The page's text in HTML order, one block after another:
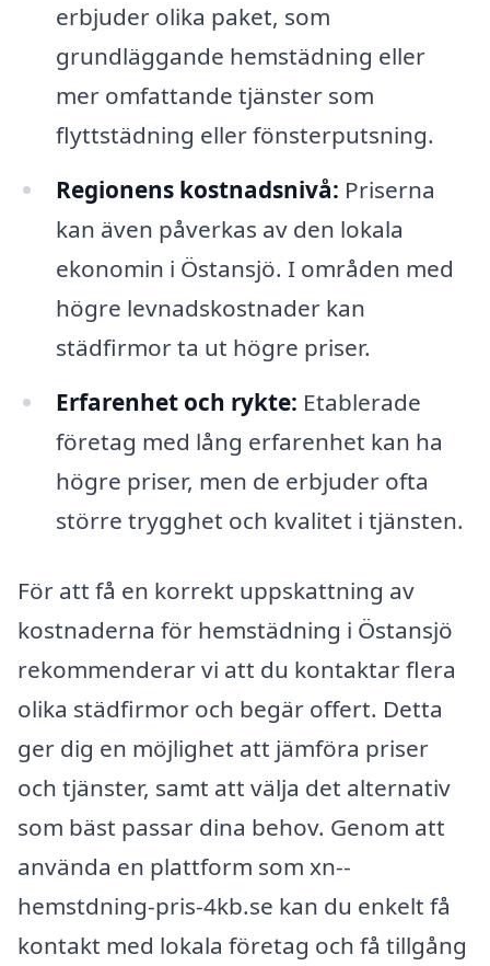
erbjuder olika paket, som
grundläggande hemstädning eller
mer omfattande tjänster som
flyttstädning eller fönsterputsning.
Regionens kostnadsnivå: Priserna
kan även påverkas av den lokala
ekonomin i Östansjö. I områden med
högre levnadskostnader kan
städfirmor ta ut högre priser.
Erfarenhet och rykte: Etablerade
företag med lång erfarenhet kan ha
högre priser, men de erbjuder ofta
större trygghet och kvalitet i tjänsten.
För att få en korrekt uppskattning av
kostnaderna för hemstädning i Östansjö
rekommenderar vi att du kontaktar flera
olika städfirmor och begär offert. Detta
ger dig en möjlighet att jämföra priser
och tjänster, samt att välja det alternativ
som bäst passar dina behov. Genom att
använda en plattform som xn--
hemstdning-pris-4kb.se kan du enkelt få
kontakt med lokala företag och få tillgång